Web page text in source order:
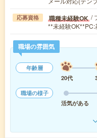
応募資格 職種未経験OK /
**未経験OK**PC:
職場の雰囲気
年齢層
20代
職場の様子
活気がある